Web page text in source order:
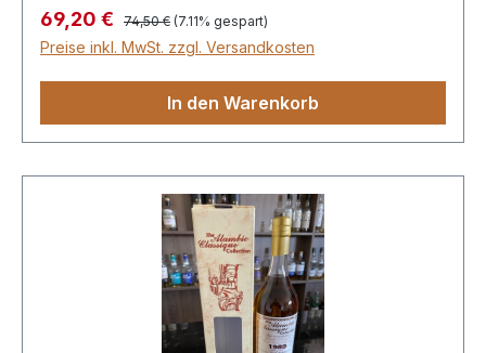
süß-herb, dunkler Kuchenteig mit einer Spur
von feinem Kirschwasser.
Verkaufspreis:
69,20 € Regulärer Preis:
74,50 € (7.11% gespart)
Preise inkl. MwSt. zzgl. Versandkosten
In den Warenkorb